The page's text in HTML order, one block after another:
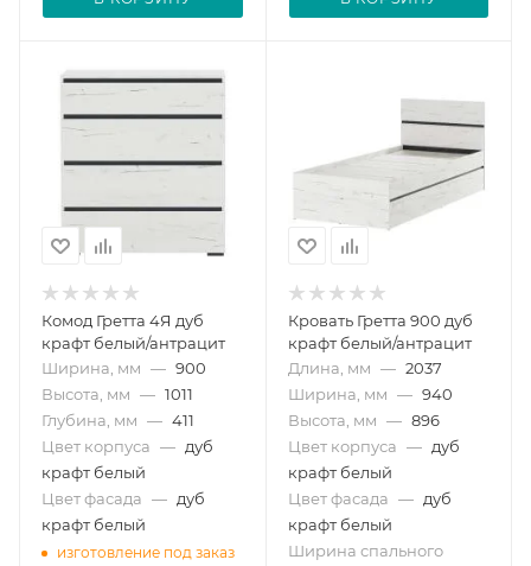
Комод Гретта 4Я дуб
крафт белый/антрацит
Ширина, мм — 900
Высота, мм — 1011
Глубина, мм — 411
Цвет корпуса — дуб
крафт белый
Цвет фасада — дуб
крафт белый
изготовление под заказ
Кровать Гретта 900 дуб
крафт белый/антрацит
Длина, мм — 2037
Ширина, мм — 940
Высота, мм — 896
Цвет корпуса — дуб
крафт белый
Цвет фасада — дуб
крафт белый
Ширина спального